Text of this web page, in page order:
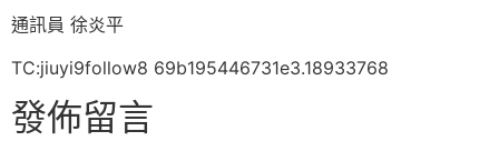
通訊員 徐炎平
TC:jiuyi9follow8 69b195446731e3.18933768
發佈留言